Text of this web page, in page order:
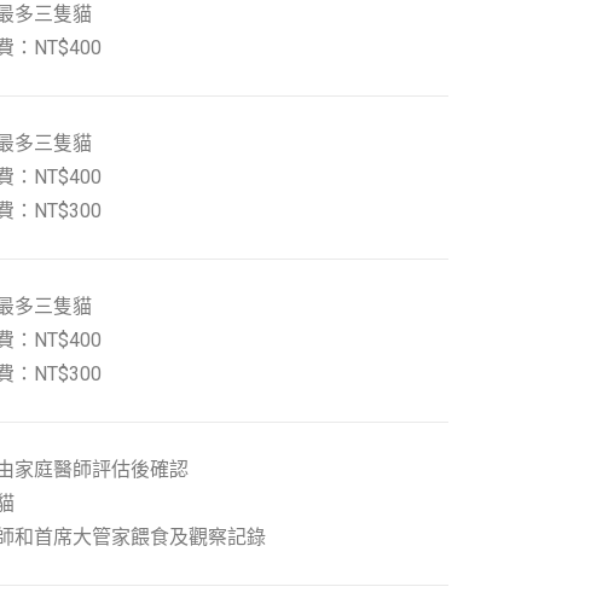
多三隻貓
：NT$400
多三隻貓
：NT$400
：NT$300
多三隻貓
：NT$400
：NT$300
家庭醫師評估後確認
和首席大管家餵食及觀察記錄